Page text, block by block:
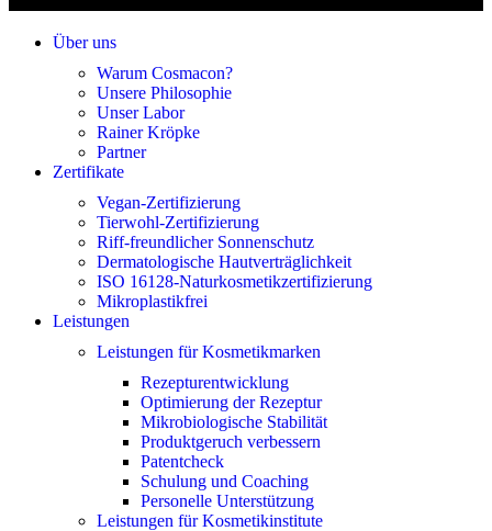
Über uns
Warum Cosmacon?
Unsere Philosophie
Unser Labor
Rainer Kröpke
Partner
Zertifikate
Vegan-Zertifizierung
Tierwohl-Zertifizierung
Riff-freundlicher Sonnenschutz
Dermatologische Hautverträglichkeit
ISO 16128-Naturkosmetikzertifizierung
Mikroplastikfrei
Leistungen
Leistungen für Kosmetikmarken
Rezepturentwicklung
Optimierung der Rezeptur
Mikrobiologische Stabilität
Produktgeruch verbessern
Patentcheck
Schulung und Coaching
Personelle Unterstützung
Leistungen für Kosmetikinstitute